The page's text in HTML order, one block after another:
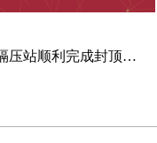
牟平清洁供暖项目隔压站顺利完成封顶工作